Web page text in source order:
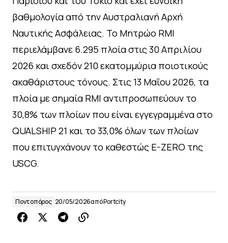
βαθμολογία από την Αυστραλιανή Αρχή
Ναυτικής Ασφάλειας. Το Μητρώο RMI
περιελάμβανε 6.295 πλοία στις 30 Απριλίου
2026 και σχεδόν 210 εκατομμύρια ποιοτικούς
ακαθάριστους τόνους. Στις 13 Μαΐου 2026, τα
πλοία με σημαία RMI αντιπροσωπεύουν το
30,8% των πλοίων που είναι εγγεγραμμένα στο
QUALSHIP 21 και το 33,0% όλων των πλοίων
που επιτυγχάνουν το καθεστώς E-ZERO της
USCG.
Ποντοπόρος 20/05/2026απόPortcity